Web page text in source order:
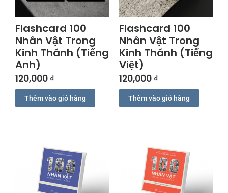
Flashcard 100
Nhân Vật Trong
Kinh Thánh (Tiếng
Anh)
120,000 ₫
Thêm vào giỏ hàng
Flashcard 100
Nhân Vật Trong
Kinh Thánh (Tiếng
Việt)
120,000 ₫
Thêm vào giỏ hàng